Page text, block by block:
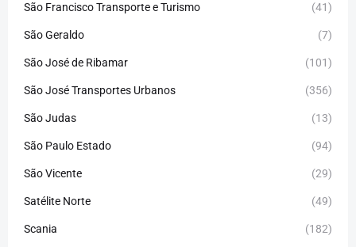
São Francisco Transporte e Turismo (41)
São Geraldo (7)
São José de Ribamar (101)
São José Transportes Urbanos (356)
São Judas (13)
São Paulo Estado (94)
São Vicente (29)
Satélite Norte (49)
Scania (182)